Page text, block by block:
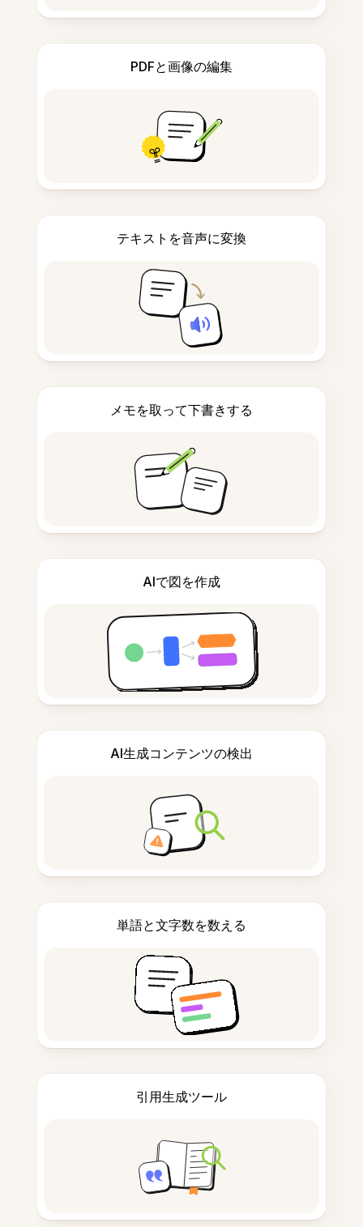
PDFと画像の編集
テキストを音声に変換
メモを取って下書きする
AIで図を作成
AI生成コンテンツの検出
単語と文字数を数える
引用生成ツール